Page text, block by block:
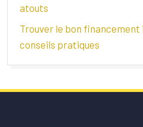
atouts
Trouver le bon
conseils pratiques